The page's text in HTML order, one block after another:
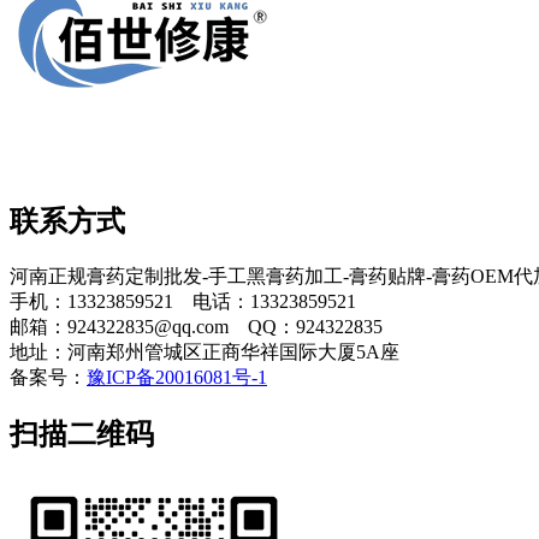
联系方式
河南正规膏药定制批发-手工黑膏药加工-膏药贴牌-膏药OEM代
手机：13323859521 电话：13323859521
邮箱：924322835@qq.com QQ：924322835
地址：河南郑州管城区正商华祥国际大厦5A座
备案号： 豫ICP备20016081号-1
扫描二维码